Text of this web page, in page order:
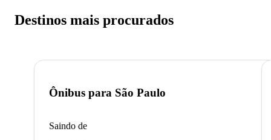
Destinos mais procurados
Ônibus para São Paulo
Saindo de